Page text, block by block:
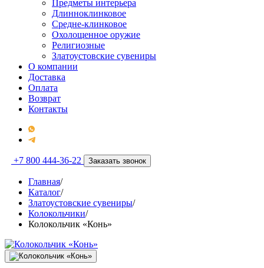
Предметы интерьера
Длинноклинковое
Средне-клинковое
Охолощенное оружие
Религиозные
Златоустовские сувениры
О компании
Доставка
Оплата
Возврат
Контакты
+7 800 444-36-22 Заказать звонок
Главная/
Каталог/
Златоустовские сувениры/
Колокольчики/
Колокольчик «Конь»